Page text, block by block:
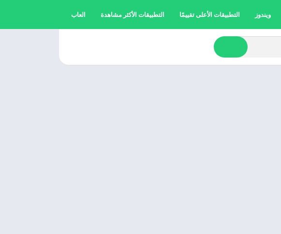
ويندوز التطبيقات الأعلى تقييمًا التطبيقات الأكثر مشاهدة العاب